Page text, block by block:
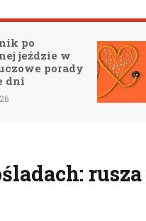
Woda w
zapewnienia o
bezpieczeństwie dla
mieszkańców